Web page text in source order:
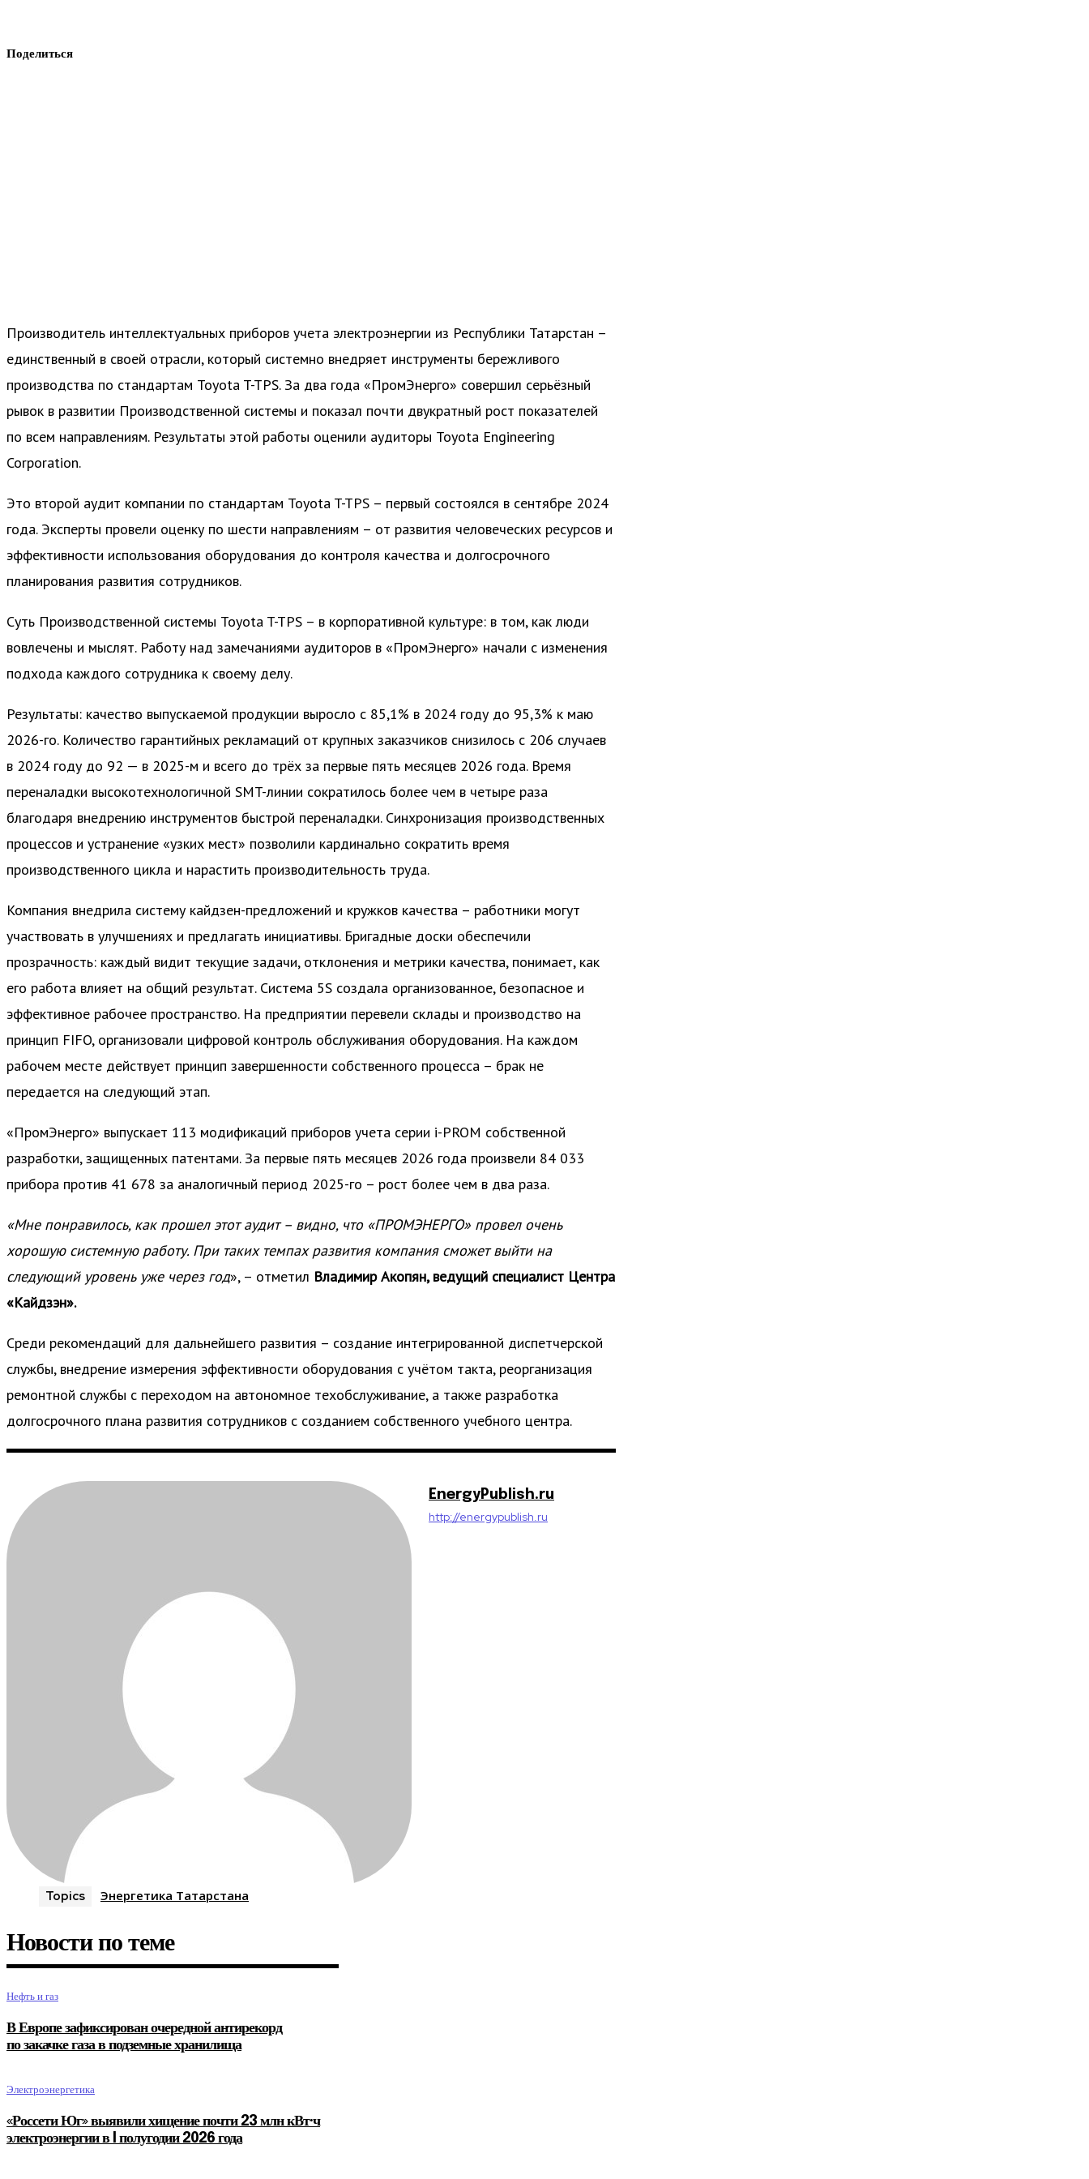
Поделиться
Производитель интеллектуальных приборов учета электроэнергии из Республики Татарстан –
единственный в своей отрасли, который системно внедряет инструменты бережливого
производства по стандартам Toyota T-TPS. За два года «ПромЭнерго» совершил серьёзный
рывок в развитии Производственной системы и показал почти двукратный рост показателей
по всем направлениям. Результаты этой работы оценили аудиторы Toyota Engineering
Corporation.
Это второй аудит компании по стандартам Toyota T-TPS – первый состоялся в сентябре 2024
года. Эксперты провели оценку по шести направлениям – от развития человеческих ресурсов и
эффективности использования оборудования до контроля качества и долгосрочного
планирования развития сотрудников.
Суть Производственной системы Toyota T-TPS – в корпоративной культуре: в том, как люди
вовлечены и мыслят. Работу над замечаниями аудиторов в «ПромЭнерго» начали с изменения
подхода каждого сотрудника к своему делу.
Результаты: качество выпускаемой продукции выросло с 85,1% в 2024 году до 95,3% к маю
2026-го. Количество гарантийных рекламаций от крупных заказчиков снизилось с 206 случаев
в 2024 году до 92 — в 2025-м и всего до трёх за первые пять месяцев 2026 года. Время
переналадки высокотехнологичной SMT-линии сократилось более чем в четыре раза
благодаря внедрению инструментов быстрой переналадки. Синхронизация производственных
процессов и устранение «узких мест» позволили кардинально сократить время
производственного цикла и нарастить производительность труда.
Компания внедрила систему кайдзен-предложений и кружков качества – работники могут
участвовать в улучшениях и предлагать инициативы. Бригадные доски обеспечили
прозрачность: каждый видит текущие задачи, отклонения и метрики качества, понимает, как
его работа влияет на общий результат. Система 5S создала организованное, безопасное и
эффективное рабочее пространство. На предприятии перевели склады и производство на
принцип FIFO, организовали цифровой контроль обслуживания оборудования. На каждом
рабочем месте действует принцип завершенности собственного процесса – брак не
передается на следующий этап.
«ПромЭнерго» выпускает 113 модификаций приборов учета серии i-PROM собственной
разработки, защищенных патентами. За первые пять месяцев 2026 года произвели 84 033
прибора против 41 678 за аналогичный период 2025-го – рост более чем в два раза.
«Мне понравилось, как прошел этот аудит – видно, что «ПРОМЭНЕРГО» провел очень
хорошую системную работу. При таких темпах развития компания сможет выйти на
следующий уровень уже через год», – отметил Владимир Акопян, ведущий специалист Центра
«Кайдзэн».
Среди рекомендаций для дальнейшего развития – создание интегрированной диспетчерской
службы, внедрение измерения эффективности оборудования с учётом такта, реорганизация
ремонтной службы с переходом на автономное техобслуживание, а также разработка
долгосрочного плана развития сотрудников с созданием собственного учебного центра.
EnergyPublish.ru
http://energypublish.ru
Topics Энергетика Татарстана
Новости по теме
Нефть и газ
В Европе зафиксирован очередной антирекорд
по закачке газа в подземные хранилища
Электроэнергетика
«Россети Юг» выявили хищение почти 23 млн кВт·ч
электроэнергии в I полугодии 2026 года